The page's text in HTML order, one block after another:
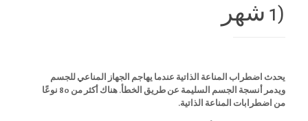
(1 شهر
يحدث اضطراب المناعة الذاتية عندما يهاجم الجهاز المناعي للجسم
ويدمر أنسجة الجسم السليمة عن طريق الخطأ. هناك أكثر من 80 نوعًا
من اضطرابات المناعة الذاتية.